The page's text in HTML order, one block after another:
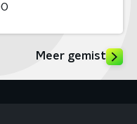
Meer gemist